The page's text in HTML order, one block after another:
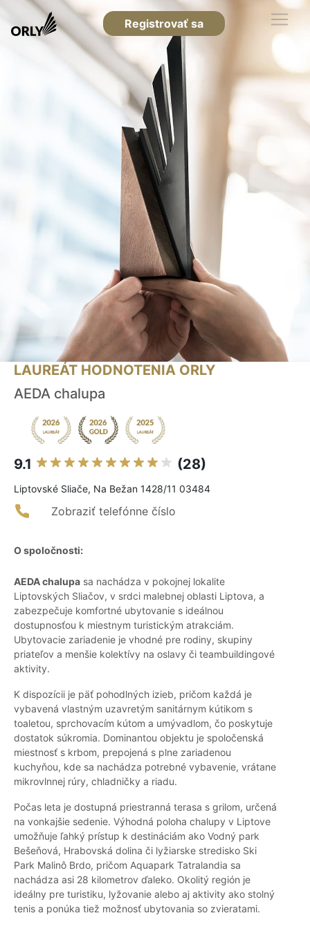
Registrovať sa
LAUREÁT HODNOTENIA ORLY
AEDA chalupa
9.1 (28)
Liptovské Sliače, Na Bežan 1428/11 03484
Zobraziť telefónne číslo
O spoločnosti:
AEDA chalupa sa nachádza v pokojnej lokalite
Liptovských Sliačov, v srdci malebnej oblasti Liptova, a
zabezpečuje komfortné ubytovanie s ideálnou
dostupnosťou k miestnym turistickým atrakciám.
Ubytovacie zariadenie je vhodné pre rodiny, skupiny
priateľov a menšie kolektívy na oslavy či teambuildingové
aktivity.
K dispozícii je päť pohodlných izieb, pričom každá je
vybavená vlastným uzavretým sanitárnym kútikom s
toaletou, sprchovacím kútom a umývadlom, čo poskytuje
dostatok súkromia. Dominantou objektu je spoločenská
miestnosť s krbom, prepojená s plne zariadenou
kuchyňou, kde sa nachádza potrebné vybavenie, vrátane
mikrovlnnej rúry, chladničky a riadu.
Počas leta je dostupná priestranná terasa s grilom, určená
na vonkajšie sedenie. Výhodná poloha chalupy v Liptove
umožňuje ľahký prístup k destináciám ako Vodný park
Bešeňová, Hrabovská dolina či lyžiarske stredisko Ski
Park Malinô Brdo, pričom Aquapark Tatralandia sa
nachádza asi 28 kilometrov ďaleko. Okolitý región je
ideálny pre turistiku, lyžovanie alebo aj aktivity ako stolný
tenis a ponúka tiež možnosť ubytovania so zvieratami.